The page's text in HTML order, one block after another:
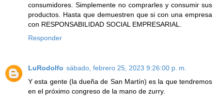
consumidores. Simplemente no comprarles y consumir sus
productos. Hasta que demuestren que si con una empresa
con RESPONSABILIDAD SOCIAL EMPRESARIAL.
Responder
LuRodolfo sábado, febrero 25, 2023 9:26:00 p. m.
Y esta gente (la dueña de San Martín) es la que tendremos
en el próximo congreso de la mano de zurry.